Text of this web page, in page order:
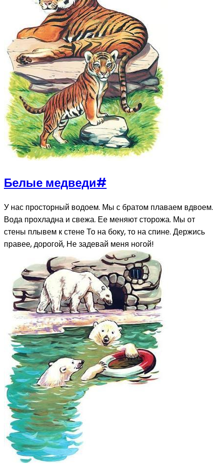
Белые медведи#
У нас просторный водоем. Мы с братом плаваем вдвоем.
Вода прохладна и свежа. Ее меняют сторожа. Мы от
стены плывем к стене То на боку, то на спине. Держись
правее, дорогой, Не задевай меня ногой!